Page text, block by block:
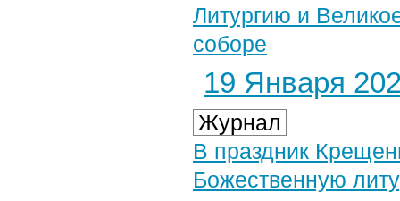
Литургию и
соборе
19 Января
Журнал
В праздник
Божественную